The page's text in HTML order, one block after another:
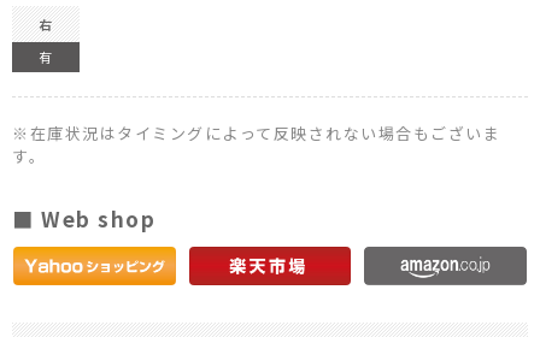
右
有
※在庫状況はタイミングによって反映されない場合もございま
す。
■ Web shop